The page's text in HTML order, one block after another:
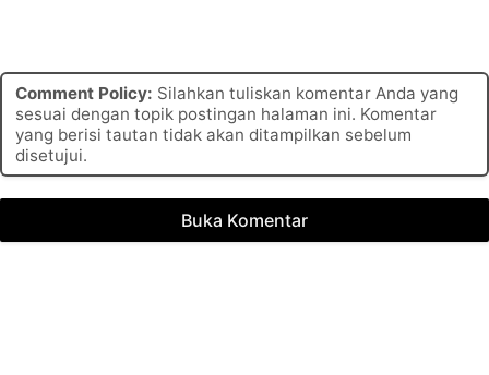
Comment Policy: Silahkan tuliskan komentar Anda yang
sesuai dengan topik postingan halaman ini. Komentar
yang berisi tautan tidak akan ditampilkan sebelum
disetujui.
Buka Komentar